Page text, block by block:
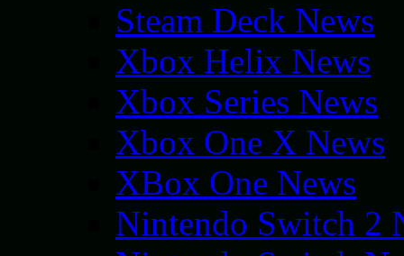
Steam Deck News
Xbox Helix News
Xbox Series News
Xbox One X News
XBox One News
Nintendo Switch 2